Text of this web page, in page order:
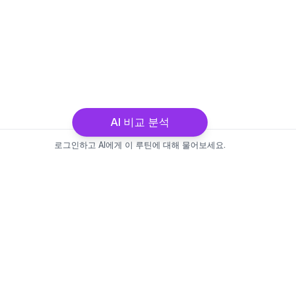
로그인하고 AI에게 이 루틴에 대해 물어보세요.
AI 비교 분석